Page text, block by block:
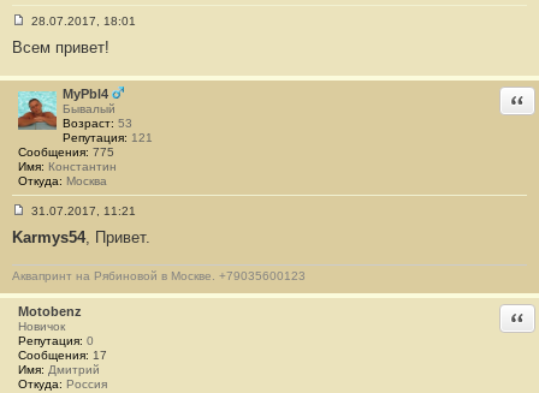
о
б
щ
е
н
и
е
#
1
1
28.07.2017, 18:01
Всем привет!
MyPbl4
Бывалый
Возраст: 53
Репутация: 121
Сообщения: 775
Имя: Константин
Откуда: Москва
о
б
щ
е
н
и
е
#
1
3
31.07.2017, 11:21
Karmys54, Привет.
Аквапринт на Рябиновой в Москве. +79035600123
Motobenz
Новичок
Репутация: 0
Сообщения: 17
Имя: Дмитрий
Откуда: Россия